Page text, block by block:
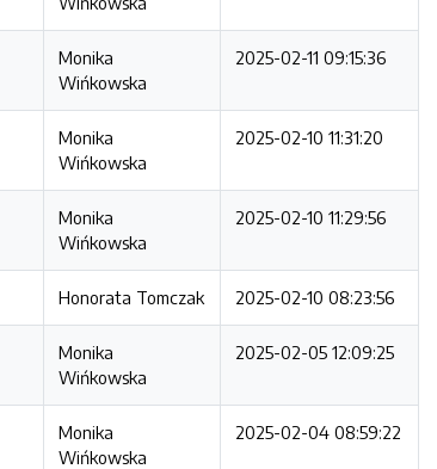
Monika
Wińkowska
2025-02-11 09:15:36
Monika
Wińkowska
2025-02-10 11:31:20
Monika
Wińkowska
2025-02-10 11:29:56
Honorata Tomczak 2025-02-10 08:23:56
Monika
Wińkowska
2025-02-05 12:09:25
Monika
Wińkowska
2025-02-04 08:59:22